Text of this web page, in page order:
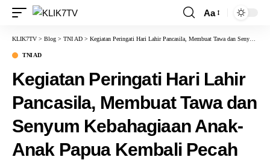
Aa
KLIK7TV > Blog > TNI AD > Kegiatan Peringati Hari Lahir Pancasila, Membuat Tawa dan Senyum Kebahagiaan Anak-Anak Papua Kembali Pecah
TNI AD
Kegiatan Peringati Hari Lahir
Pancasila, Membuat Tawa dan
Senyum Kebahagiaan Anak-
Anak Papua Kembali Pecah